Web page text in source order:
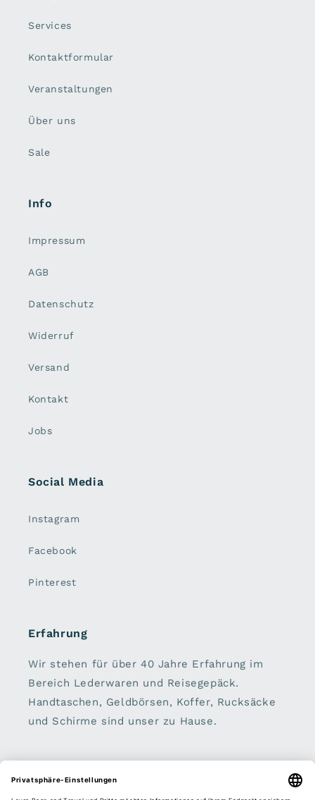
Services
Kontaktformular
Veranstaltungen
Über uns
Sale
Info
Impressum
AGB
Datenschutz
Widerruf
Versand
Kontakt
Jobs
Social Media
Instagram
Facebook
Pinterest
Erfahrung
Wir stehen für über 40 Jahre Erfahrung im
Bereich Lederwaren und Reisegepäck.
Handtaschen, Geldbörsen, Koffer, Rucksäcke
und Schirme sind unser zu Hause.